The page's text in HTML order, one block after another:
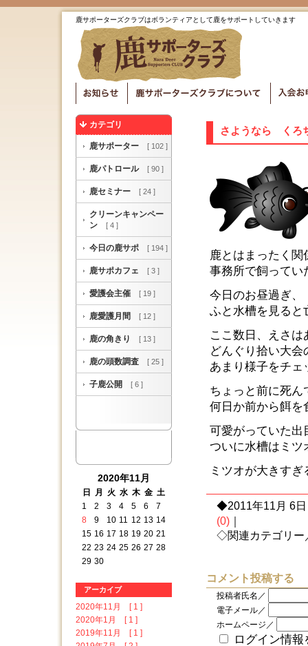
鹿サポーターズクラブはボランティアとして鹿をサポートしていきます
カテゴリ
鹿サポーター [ 102 ]
鹿パトロール [ 90 ]
鹿セミナー [ 24 ]
クリーンキャンペー
ン [ 4 ]
今日の鹿サポ [ 194 ]
鹿サポカフェ [ 3 ]
愛護会主催 [ 19 ]
鹿愛護月間 [ 12 ]
鹿の角きり [ 13 ]
鹿の頭数調査 [ 25 ]
子鹿公開 [ 6 ]
2020年11月
日 月 火 水 木 金 土
1
2 3 4 5 6
7
8
9 10 11 12 13 14
15 16 17 18 19 20 21
22 23 24 25 26 27 28
29 30
アーカイブ
2020年11月 [ 1 ]
2020年1月 [ 1 ]
2019年11月 [ 1 ]
さようなら くろ
鹿とはまったく関
事務所で飼ってい
今日のお昼過ぎ、
ふと水槽を見ると
ここ数日、えさ
どんぐり拾い大
あまり様子をチェ
ちょっと前に死ん
何日か前から餌を
可愛がっていた出
ついに水槽はミツ
ミツオが大きす
◆2011年11月 6日
(0)
◇関連カテゴリー
コメント投稿する
投稿者氏名／
電子メール／
ホームページ／
ログイン情報